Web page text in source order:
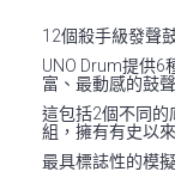
12個殺手級發聲
UNO Drum提供6
富、最動感的鼓聲
這包括2個不同的
組，擁有有史以來
最具標誌性的模